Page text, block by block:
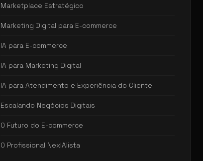
Marketplace Estratégico
Marketing Digital para E-commerce
IA para E-commerce
IA para Marketing Digital
IA para Atendimento e Experiência do Cliente
Escalando Negócios Digitais
O Futuro do E-commerce
O Profissional NexIAlista